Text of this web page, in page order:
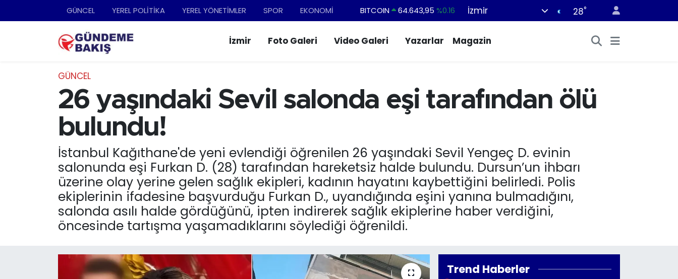
GÜNCEL YEREL POLİTİKA YEREL YÖNETİMLER SPOR EKONOMİ
DOLAR 47,6704 %0
13.799
İzmir 28°
İzmir Foto Galeri Video Galeri Yazarlar Magazin
GÜNCEL
26 yaşındaki Sevil salonda eşi tarafından ölü
bulundu!
İstanbul Kağıthane'de yeni evlendiği öğrenilen 26 yaşındaki Sevil Yengeç D. evinin
salonunda eşi Furkan D. (28) tarafından hareketsiz halde bulundu. Dursun’un ihbarı
üzerine olay yerine gelen sağlık ekipleri, kadının hayatını kaybettiğini belirledi. Polis
ekiplerinin ifadesine başvurduğu Furkan D., uyandığında eşini yanına bulmadığını,
salonda asılı halde gördüğünü, ipten indirerek sağlık ekiplerine haber verdiğini,
öncesinde tartışma yaşamadıklarını söylediği öğrenildi.
Trend Haberler
Ankara
DÜNYA
EKONOMİ
English News
GÜNCEL
Nöbetçi Eczaneler
Trafik Durumu
Süper Lig Puan Durumu ve Fikstür
Son Dakika Haberleri
Haber Arşivi